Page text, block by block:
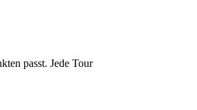
passt. Jede Tour